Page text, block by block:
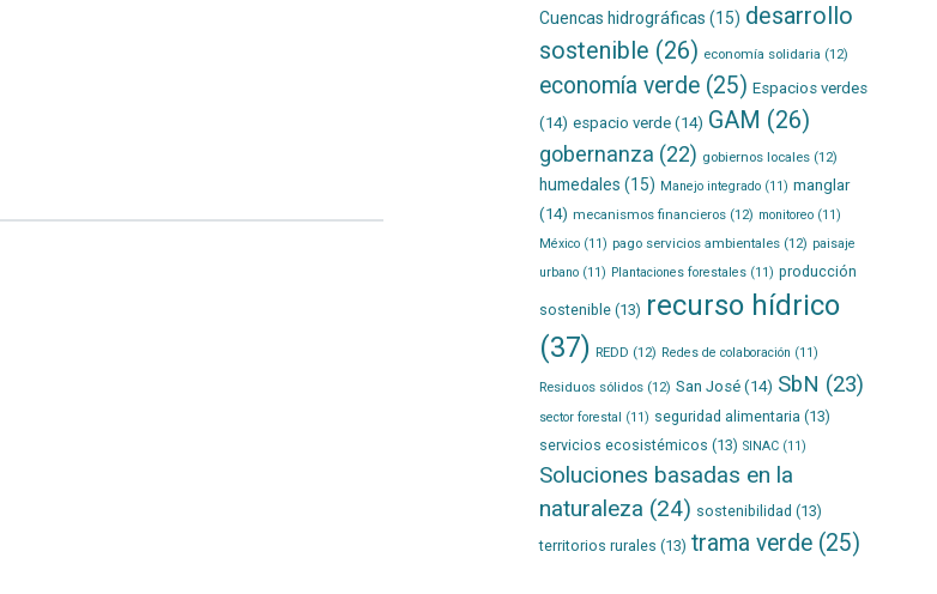
Cuencas hidrográficas (15) desarrollo
sostenible (26) economía solidaria (12)
economía verde(25) Espacios verdes
(14) espacio verde(14) GAM (26)
gobernanza (22) gobiernos locales(12)
humedales (15) Manejo integrado(11) manglar
(14) mecanismos financieros(12) monitoreo(11)
México(11) pago servicios ambientales(12) paisaje
urbano(11) Plantaciones forestales(11) producción
sostenible(13) recurso hídrico
(37) REDD (12) Redes de colaboración (11)
Residuos sólidos(12) San José(14) SbN (23)
sector forestal (11) seguridad alimentaria (13)
servicios ecosistémicos (13) SINAC(11)
Soluciones basadas en la
naturaleza (24) sostenibilidad (13)
territorios rurales (13) trama verde(25)